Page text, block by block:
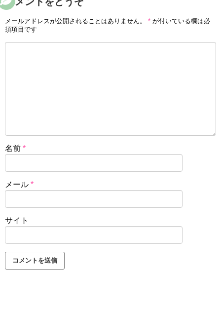
メールアドレスが公開されることはありません。 * が付いている欄は必
須項目です
名前 *
メール *
サイト